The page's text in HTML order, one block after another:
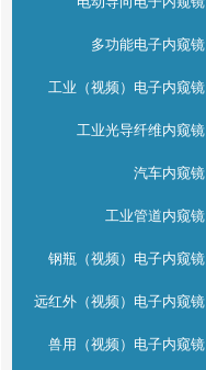
多功能电子内窥镜
工业（视频）电子内窥镜
工业光导纤维内窥镜
汽车内窥镜
工业管道内窥镜
钢瓶（视频）电子内窥镜
远红外（视频）电子内窥镜
兽用（视频）电子内窥镜